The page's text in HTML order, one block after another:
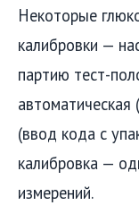
Некоторые
калибровки —
партию тест-
автоматическая
(ввод кода с
калибровка —
измерений.